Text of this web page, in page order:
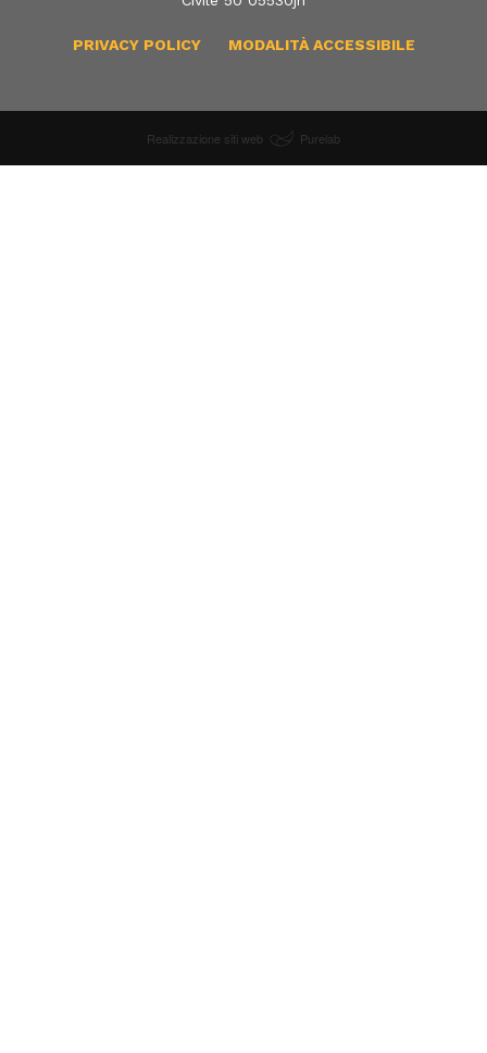
PRIVACY POLICY MODALITÀ ACCESSIBILE
Realizzazione siti web Purelab